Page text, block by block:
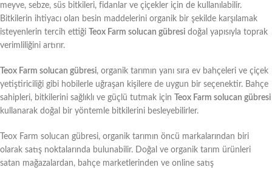
meyve, sebze, süs bitkileri, fidanlar ve çiçekler için de kullanılabilir.
Bitkilerin ihtiyacı olan besin maddelerini organik bir şekilde karşılamak
isteyenlerin tercih ettiği
Teox Farm solucan gübresi doğal yapısıyla toprak
verimliliğini artırır.
Teox Farm solucan gübresi, organik tarımın yanı sıra ev bahçeleri ve çiçek
yetiştiriciliği gibi hobilerle uğraşan kişilere de uygun bir seçenektir. Bahçe
sahipleri, bitkilerini sağlıklı ve güçlü tutmak için
Teox Farm solucan gübresi
kullanarak doğal bir yöntemle bitkilerini besleyebilirler.
Teox Farm solucan gübresi, organik tarımın öncü markalarından biri
olarak satış noktalarında bulunabilir. Doğal ve organik tarım ürünleri
satan mağazalardan, bahçe marketlerinden ve online satış